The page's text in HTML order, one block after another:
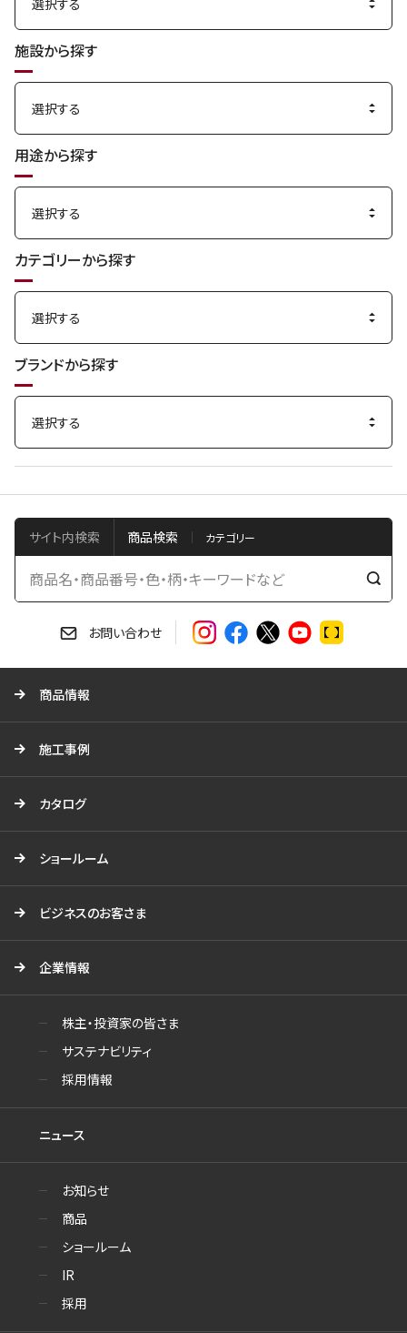
施設から探す
用途から探す
カテゴリーから探す
ブランドから探す
サイト内検索 商品検索
検
お問い合わせ
商品情報
施工事例
カタログ
ショールーム
ビジネスのお客さま
企業情報
株主・投資家の皆さま
サステナビリティ
採用情報
ニュース
お知らせ
商品
ショールーム
IR
採用